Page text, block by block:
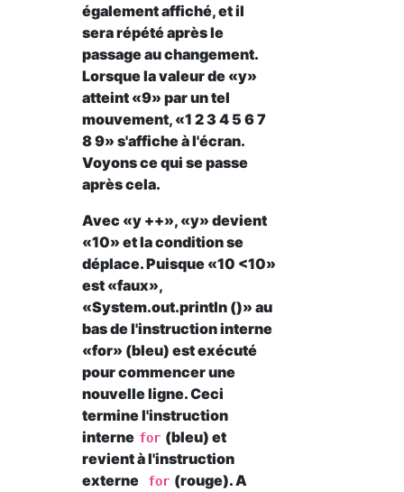
également affiché, et il
sera répété après le
passage au changement.
Lorsque la valeur de «y»
atteint «9» par un tel
mouvement, «1 2 3 4 5 6 7
8 9» s'affiche à l'écran.
Voyons ce qui se passe
après cela.
Avec «y ++», «y» devient
«10» et la condition se
déplace. Puisque «10 <10»
est «faux»,
«System.out.println ()» au
bas de l'instruction interne
«for» (bleu) est exécuté
pour commencer une
nouvelle ligne. Ceci
termine l'instruction
interne for (bleu) et
revient à l'instruction
externe
for (rouge). A